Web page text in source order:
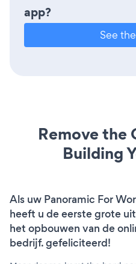
app?
See
Remove the
Building
Als uw Panoramic For
heeft u de eerste grote
het opbouwen van de
bedrijf. gefeliciteerd!